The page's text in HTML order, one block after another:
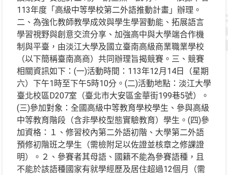
113年度「高級中等學校第二外語推動計畫」辦理。
二、為強化教師教學成效與學生學習動能、拓展語言
學習視野與創意交流分享、加強高中與大學端合作機
制與平臺，由淡江大學及國立臺南高級商業職業學校
（以下簡稱臺南高商）共同辦理旨揭競賽。三、競賽
相關資訊如下：(一)活動時間：113年12月14日（星期
六）下午1時至下午5時10分。(二)活動地點：淡江大學
臺北校區D207室（臺北市大安區金華街199巷5號）。
(三)參加對象：全國高級中等教育學校學生、參與高級
中等教育階段（含非學校型態實驗教育）學生。(四)參
加資格：１、修習校內第二外語初階、大學第二外語
預修初階班之學生（需檢附足以佐證並核章之修課證
明）。２、參賽者其母語、國籍不能為參賽語種，且
不能於該語種國家有就學經歷及居住超過12個月（需